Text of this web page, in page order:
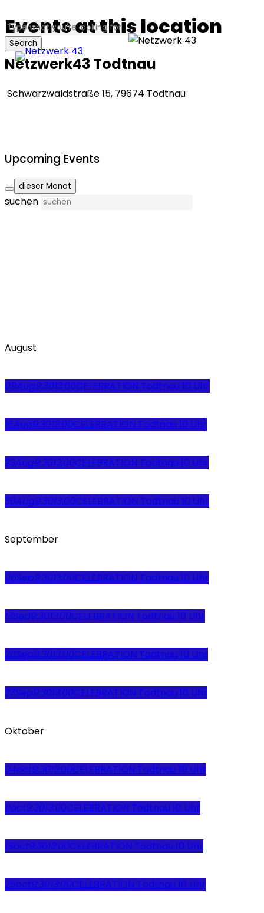
Skip
to
main
content
Search
Close
Search
Menu
Events at this location
Netzwerk43 Todtnau
Schwarzwaldstraße 15, 79674 Todtnau
Upcoming Events
dieser Monat
suchen
August
09Aug9:3013:00CELEBRATION Todtnau 10 Uhr
16Aug9:3013:00CELEBRATION Todtnau 10 Uhr
23Aug9:3013:00CELEBRATION Todtnau 10 Uhr
30Aug9:3013:00CELEBRATION Todtnau 10 Uhr
September
06Sep9:3013:00CELEBRATION Todtnau 10 Uhr
13Sep9:3013:00CELEBRATION Todtnau 10 Uhr
20Sep9:3013:00CELEBRATION Todtnau 10 Uhr
27Sep9:3013:00CELEBRATION Todtnau 10 Uhr
Oktober
04oct9:3013:00CELEBRATION Todtnau 10 Uhr
11oct9:3013:00CELEBRATION Todtnau 10 Uhr
18oct9:3013:00CELEBRATION Todtnau 10 Uhr
25oct9:3013:00CELEBRATION Todtnau 10 Uhr